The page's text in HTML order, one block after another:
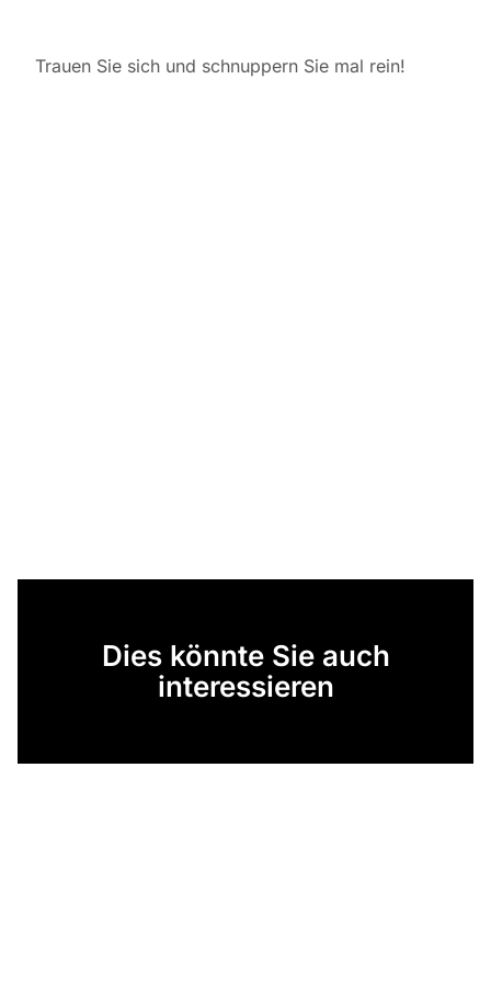
Trauen Sie sich und schnuppern Sie mal rein!
Dies könnte Sie auch
interessieren